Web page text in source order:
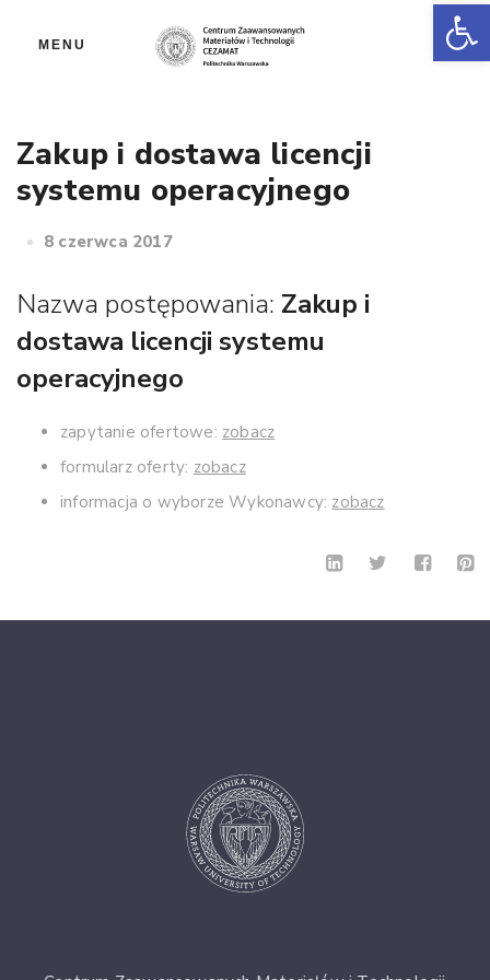
MENU
Zakup i dostawa licencji
systemu operacyjnego
8 czerwca 2017
Nazwa postępowania: Zakup i
dostawa licencji systemu
operacyjnego
zapytanie ofertowe: zobacz
formularz oferty: zobacz
informacja o wyborze Wykonawcy: zobacz